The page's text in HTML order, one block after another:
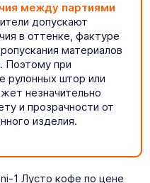
между партиями
допускают
в оттенке, фактуре
материалов
Поэтому при
рулонных штор или
незначительно
и прозрачности от
изделия.
1 Лусто кофе по цене